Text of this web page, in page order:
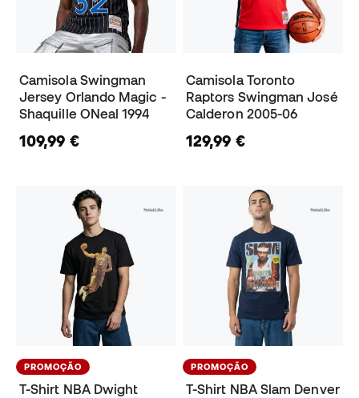
Camisola Swingman
Jersey Orlando Magic -
Shaquille ONeal 1994
109,99 €
Camisola Toronto
Raptors Swingman José
Calderon 2005-06
129,99 €
PROMOÇÃO
T-Shirt NBA Dwight
PROMOÇÃO
T-Shirt NBA Slam Denver